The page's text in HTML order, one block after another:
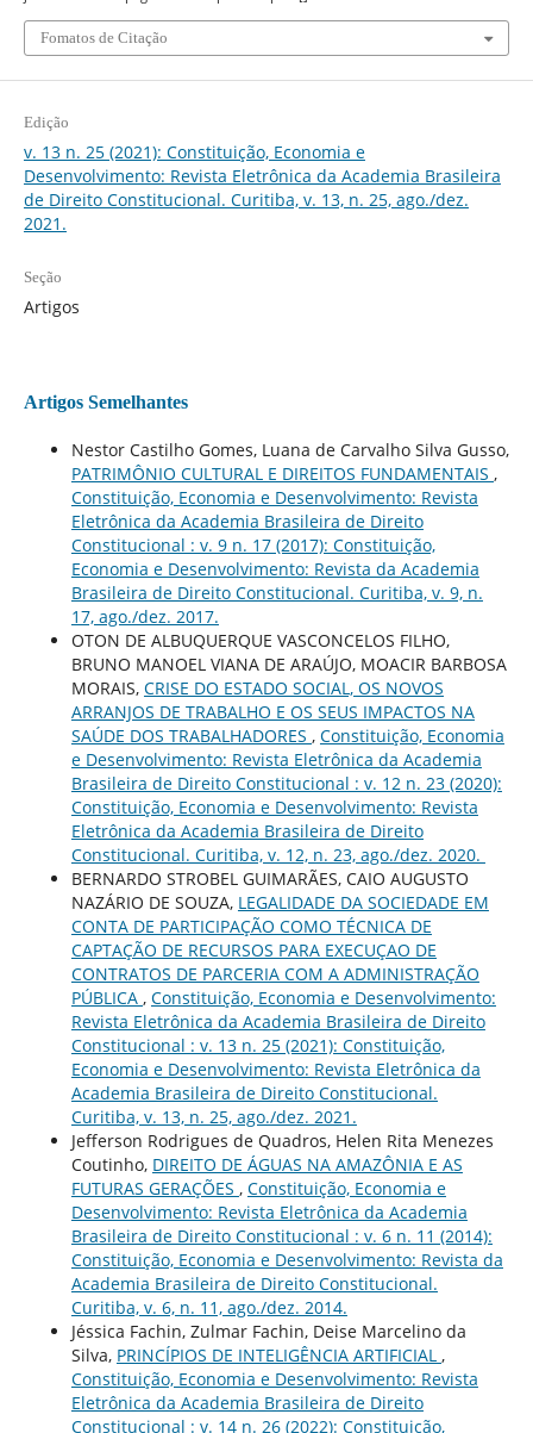
Fomatos de Citação
Edição
v. 13 n. 25 (2021): Constituição, Economia e
Desenvolvimento: Revista Eletrônica da Academia Brasileira
de Direito Constitucional. Curitiba, v. 13, n. 25, ago./dez.
2021.
Seção
Artigos
Artigos Semelhantes
Nestor Castilho Gomes, Luana de Carvalho Silva Gusso,
PATRIMÔNIO CULTURAL E DIREITOS FUNDAMENTAIS ,
Constituição, Economia e Desenvolvimento: Revista
Eletrônica da Academia Brasileira de Direito
Constitucional : v. 9 n. 17 (2017): Constituição,
Economia e Desenvolvimento: Revista da Academia
Brasileira de Direito Constitucional. Curitiba, v. 9, n.
17, ago./dez. 2017.
OTON DE ALBUQUERQUE VASCONCELOS FILHO,
BRUNO MANOEL VIANA DE ARAÚJO, MOACIR BARBOSA
MORAIS, CRISE DO ESTADO SOCIAL, OS NOVOS
ARRANJOS DE TRABALHO E OS SEUS IMPACTOS NA
SAÚDE DOS TRABALHADORES , Constituição, Economia
e Desenvolvimento: Revista Eletrônica da Academia
Brasileira de Direito Constitucional : v. 12 n. 23 (2020):
Constituição, Economia e Desenvolvimento: Revista
Eletrônica da Academia Brasileira de Direito
Constitucional. Curitiba, v. 12, n. 23, ago./dez. 2020.
BERNARDO STROBEL GUIMARÃES, CAIO AUGUSTO
NAZÁRIO DE SOUZA, LEGALIDADE DA SOCIEDADE EM
CONTA DE PARTICIPAÇÃO COMO TÉCNICA DE
CAPTAÇÃO DE RECURSOS PARA EXECUÇAO DE
CONTRATOS DE PARCERIA COM A ADMINISTRAÇÃO
PÚBLICA , Constituição, Economia e Desenvolvimento:
Revista Eletrônica da Academia Brasileira de Direito
Constitucional : v. 13 n. 25 (2021): Constituição,
Economia e Desenvolvimento: Revista Eletrônica da
Academia Brasileira de Direito Constitucional.
Curitiba, v. 13, n. 25, ago./dez. 2021.
Jefferson Rodrigues de Quadros, Helen Rita Menezes
Coutinho, DIREITO DE ÁGUAS NA AMAZÔNIA E AS
FUTURAS GERAÇÕES , Constituição, Economia e
Desenvolvimento: Revista Eletrônica da Academia
Brasileira de Direito Constitucional : v. 6 n. 11 (2014):
Constituição, Economia e Desenvolvimento: Revista da
Academia Brasileira de Direito Constitucional.
Curitiba, v. 6, n. 11, ago./dez. 2014.
Jéssica Fachin, Zulmar Fachin, Deise Marcelino da
Silva, PRINCÍPIOS DE INTELIGÊNCIA ARTIFICIAL ,
Constituição, Economia e Desenvolvimento: Revista
Eletrônica da Academia Brasileira de Direito
Constitucional : v. 14 n. 26 (2022): Constituição,